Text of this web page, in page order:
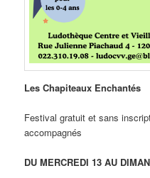
Les Chapiteaux Enchantés
Festival gratuit et sans
accompagnés
DU MERCREDI 13 AU